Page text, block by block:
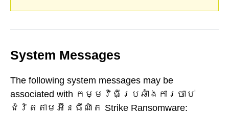
System Messages
The following system messages may be
associated with កម្មវិធី​ប្រឆាំង​ការ​ចាប់​
ជំរិត​តាម​អ៊ីនធឺណិត Strike Ransomware: